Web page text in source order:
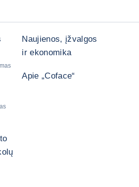
Naujienos, įžvalgos
ir ekonomika
Apie „Coface“